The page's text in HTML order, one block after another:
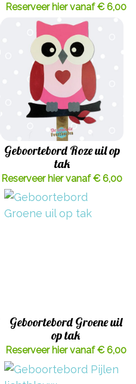
Reserveer hier vanaf € 6,00
Geboortebord Roze uil op
tak
Reserveer hier vanaf € 6,00
Geboortebord Groene uil
op tak
Reserveer hier vanaf € 6,00